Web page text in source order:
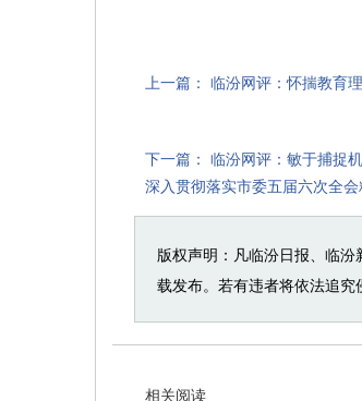
上一篇： 临汾网评：怀揣教育
下一篇： 临汾网评：敏于捕捉
深入贯彻落实市委五届六次全会
版权声明：凡临汾日报、临
载发布。若有违者将依法追究
相关阅读